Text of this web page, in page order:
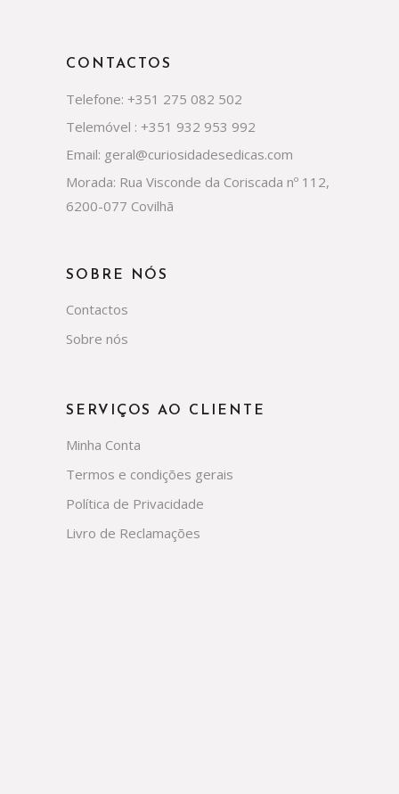
CONTACTOS
Telefone: +351 275 082 502
Telemóvel : +351 932 953 992
Email: geral@curiosidadesedicas.com
Morada: Rua Visconde da Coriscada nº 112,
6200-077 Covilhã
SOBRE NÓS
Contactos
Sobre nós
SERVIÇOS AO CLIENTE
Minha Conta
Termos e condições gerais
Política de Privacidade
Livro de Reclamações